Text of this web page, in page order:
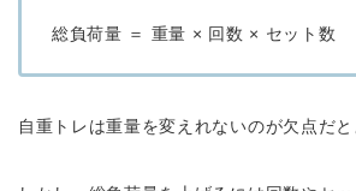
総負荷量 ＝ 重量 × 回数 × セット数
自重トレは重量を変えれないのが欠点だと